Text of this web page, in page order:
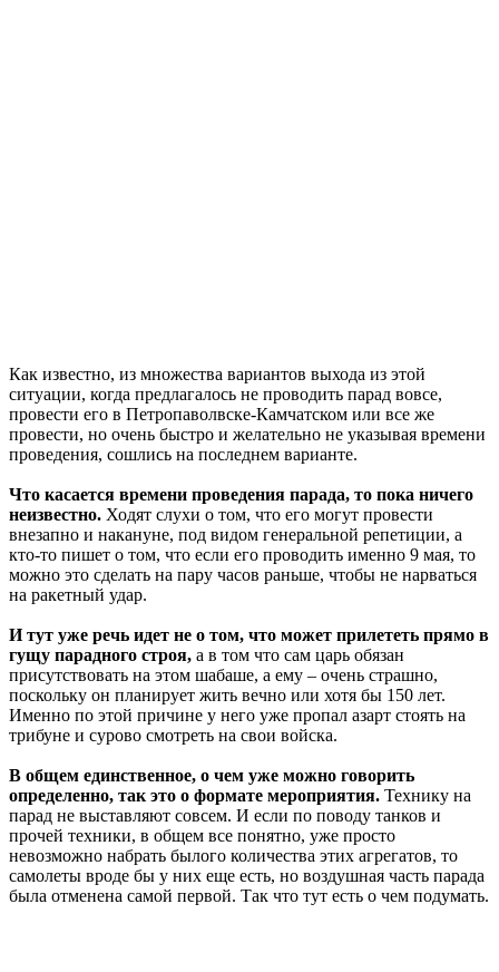
Как известно, из множества вариантов выхода из этой
ситуации, когда предлагалось не проводить парад вовсе,
провести его в Петропаволвске-Камчатском или все же
провести, но очень быстро и желательно не указывая времени
проведения, сошлись на последнем варианте.
Что касается времени проведения парада, то пока ничего
неизвестно. Ходят слухи о том, что его могут провести
внезапно и накануне, под видом генеральной репетиции, а
кто-то пишет о том, что если его проводить именно 9 мая, то
можно это сделать на пару часов раньше, чтобы не нарваться
на ракетный удар.
И тут уже речь идет не о том, что может прилететь прямо в
гущу парадного строя, а в том что сам царь обязан
присутствовать на этом шабаше, а ему – очень страшно,
поскольку он планирует жить вечно или хотя бы 150 лет.
Именно по этой причине у него уже пропал азарт стоять на
трибуне и сурово смотреть на свои войска.
В общем единственное, о чем уже можно говорить
определенно, так это о формате мероприятия. Технику на
парад не выставляют совсем. И если по поводу танков и
прочей техники, в общем все понятно, уже просто
невозможно набрать былого количества этих агрегатов, то
самолеты вроде бы у них еще есть, но воздушная часть парада
была отменена самой первой. Так что тут есть о чем подумать.